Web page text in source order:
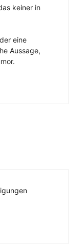
keiner in
eine
Aussage,